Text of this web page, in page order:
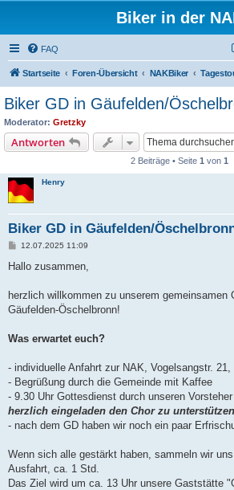
Biker in der
FAQ
Startseite Foren-Übersicht NAKBiker
Biker GD in Gäufelden/
Moderator: Gretzky
Antworten
2 Beiträge • Seite 1 von 1
Henry
Biker GD in Gäufelden/
B
i
a
12.07.2025 11:09
Hallo zusammen,
herzlich willkommen zu unserem gemeinsamen
Gäufelden-Öschelbronn!
Was erwartet euch?
- individuelle Anfahrt zur NAK, Vogelsangstr. 21,
- Begrüßung durch die Gemeinde mit Kaffee
- 9.30 Uhr Gottesdienst durch unseren Vorsteher
herzlich eingeladen den Chor zu
- nach dem GD haben wir noch ein paar
Wenn sich alle gestärkt haben, sammeln wir
Ausfahrt, ca. 1 Std.
Das Ziel wird um ca. 13 Uhr unsere Gaststätte